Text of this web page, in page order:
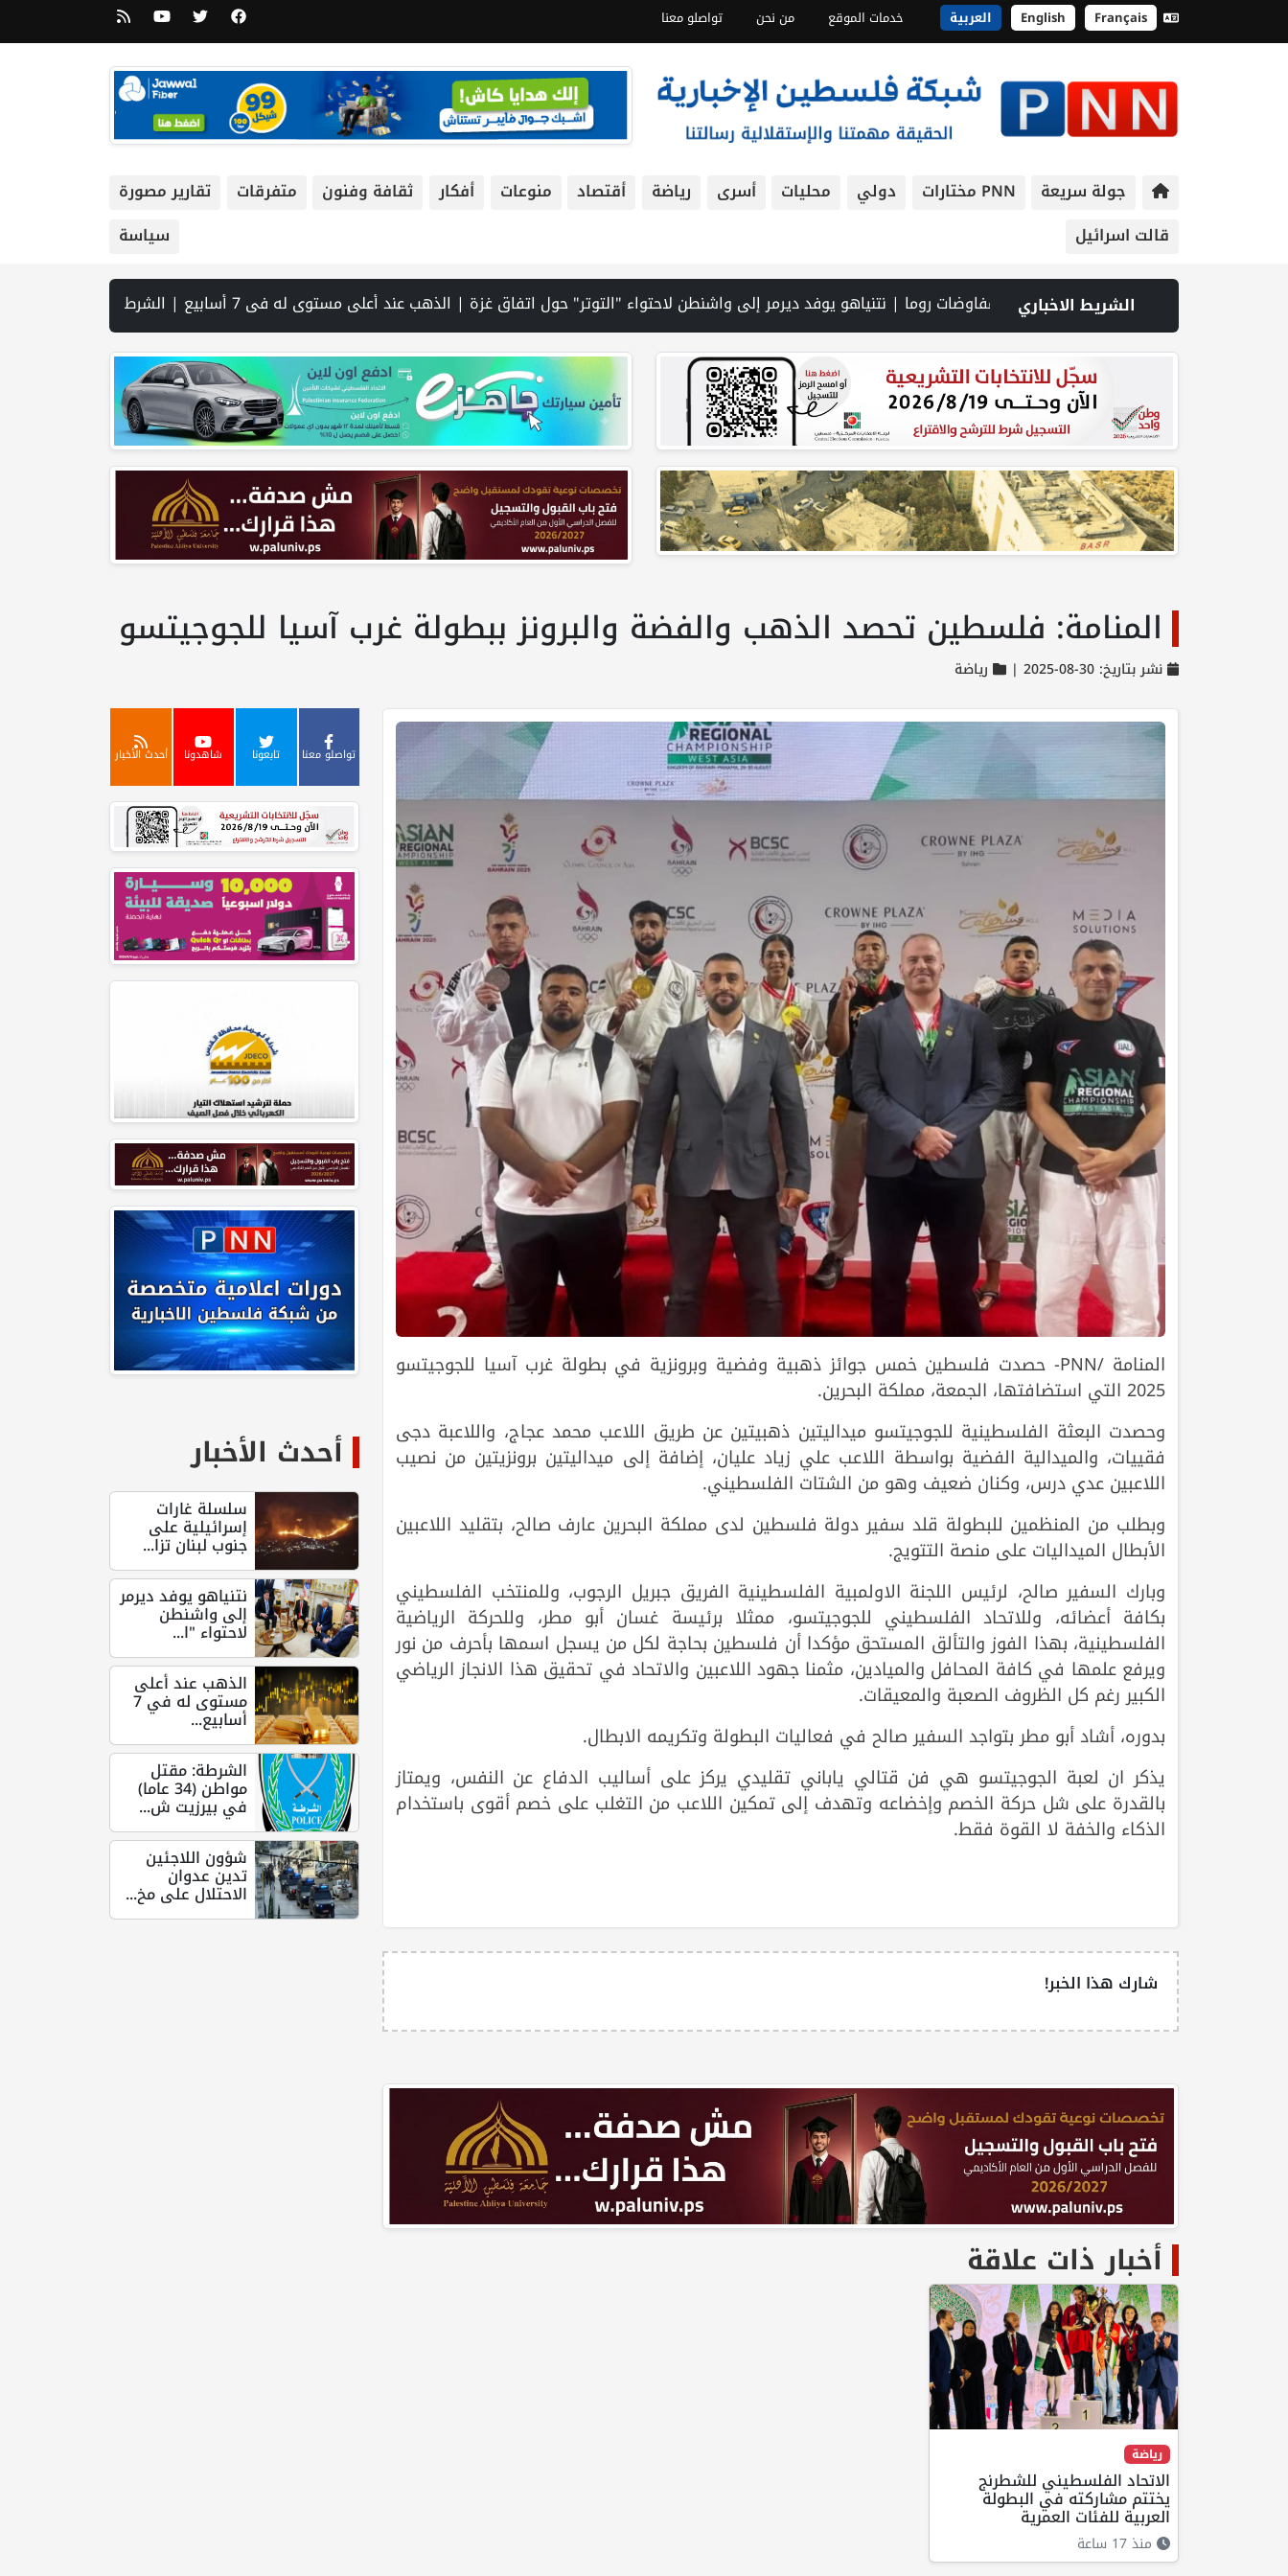
English Français العربية خدمات الموقع من نحن تواصلو معنا
جولة سريعة PNN مختارات دولي محليات أسرى رياضة أقتصاد منوعات أفكار ثقافة وفنون متفرقات
تقارير مصورة
قالت اسرائيل
سياسة
الشريط الاخباري
| شؤون اللاجئين تدين عدوان الاحتلال على مخيم قلنديا وتحذر من مخطط توسيعه ليطال مخيمات أخرى | (محدث) الاحتلال يواصل عدوانه على مخيم قلنديا لليوم الثاني: هدم محال تجارية ومداهمة عشرات المنازل | بسبب نقص "الذخائر".. مواجهة حادة بين ترامب ووزير حربه في كامب ديفيد | انفجاران بهرمز بالتزامن مع محادثات إيرانية عُمانية حول إدارته | جلسة أمنية عاجلة لبحث "تهديد المسيّرات" داخل إسرائيل | اسعار صرف العملات | إصابات واعتقالات خلال اقتحامات بالضفة والقدس | ترامب: متفائل بالمفاوضات مع إيران والخيار العسكري لا يزال مطروحا | مصابون وإحراق مساكن في هجوم للمستوطنين بالخليل وشرق نابلس | مقتل جنديين إسرائيليين بانفجار عبوة ناسفة جنوب لبنان | الطقس: الحرارة أعلى من معدلها السنوي العام | محافظة بيت لحم تشارك في إطلاق البرنامج التدريبي لمجالس الهيئات المحلية 2026–2030 في مدينة بيت لحم | إيران: مفاوضات إعادة فتح مضيق هرمز مع عُمان في مراحلها النهائية | نتنياهو يختصر مشاركته في مراسم رسمية بسبب "تطورات سياسية وعسكرية" | أزمة السياحة في بيت لحم… ليست بسبب الاحتلال وحده! بقلم اليس قيسية | الاتحاد الفلسطيني للشطرنج يختتم مشاركته في البطولة العربية للفئات العمرية
المنامة: فلسطين تحصد الذهب والفضة والبرونز ببطولة غرب آسيا للجوجيتسو
نشر بتاريخ: 30-08-2025 | رياضة
المنامة /PNN- حصدت فلسطين خمس جوائز ذهبية وفضية وبرونزية في بطولة غرب آسيا للجوجيتسو
2025 التي استضافتها، الجمعة، مملكة البحرين.
وحصدت البعثة الفلسطينية للجوجيتسو ميداليتين ذهبيتين عن طريق اللاعب محمد عجاج، واللاعبة دجى
فقييات، والميدالية الفضية بواسطة اللاعب علي زياد عليان، إضافة إلى ميداليتين برونزيتين من نصيب
اللاعبين عدي درس، وكنان ضعيف وهو من الشتات الفلسطيني.
وبطلب من المنظمين للبطولة قلد سفير دولة فلسطين لدى مملكة البحرين عارف صالح، بتقليد اللاعبين
الأبطال الميداليات على منصة التتويج.
وبارك السفير صالح، لرئيس اللجنة الاولمبية الفلسطينية الفريق جبريل الرجوب، وللمنتخب الفلسطيني
بكافة أعضائه، وللاتحاد الفلسطيني للجوجيتسو، ممثلا برئيسة غسان أبو مطر، وللحركة الرياضية
الفلسطينية، بهذا الفوز والتألق المستحق مؤكدا أن فلسطين بحاجة لكل من يسجل اسمها بأحرف من نور
ويرفع علمها في كافة المحافل والميادين، مثمنا جهود اللاعبين والاتحاد في تحقيق هذا الانجاز الرياضي
الكبير رغم كل الظروف الصعبة والمعيقات.
بدوره، أشاد أبو مطر بتواجد السفير صالح في فعاليات البطولة وتكريمه الابطال.
يذكر ان لعبة الجوجيتسو هي فن قتالي ياباني تقليدي يركز على أساليب الدفاع عن النفس، ويمتاز
بالقدرة على شل حركة الخصم وإخضاعه وتهدف إلى تمكين اللاعب من التغلب على خصم أقوى باستخدام
الذكاء والخفة لا القوة فقط.
شارك هذا الخبر!
أخبار ذات علاقة
رياضة
الاتحاد الفلسطيني للشطرنج
يختتم مشاركته في البطولة
العربية للفئات العمرية
منذ 17 ساعة
تواصلو معنا تابعونا شاهدونا أحدث الأخبار
أحدث الأخبار
سلسلة غارات
إسرائيلية على
جنوب لبنان تزا...
نتنياهو يوفد ديرمر
إلى واشنطن
لاحتواء "ا...
الذهب عند أعلى
مستوى له في 7
أسابيع...
الشرطة: مقتل
مواطن (34 عاما)
في بيرزيت ش...
شؤون اللاجئين
تدين عدوان
الاحتلال على مخ...